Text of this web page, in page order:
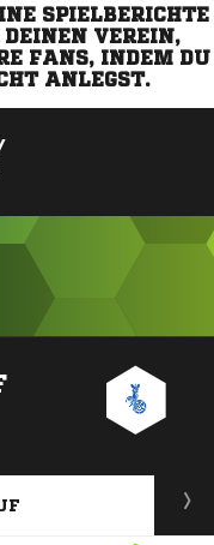
SPIELBERICHTE
VEREIN,
FANS, INDEM DU
ANLEGST.